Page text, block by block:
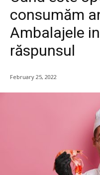
consumăm
Ambalajele
răspunsul
February 25, 2022